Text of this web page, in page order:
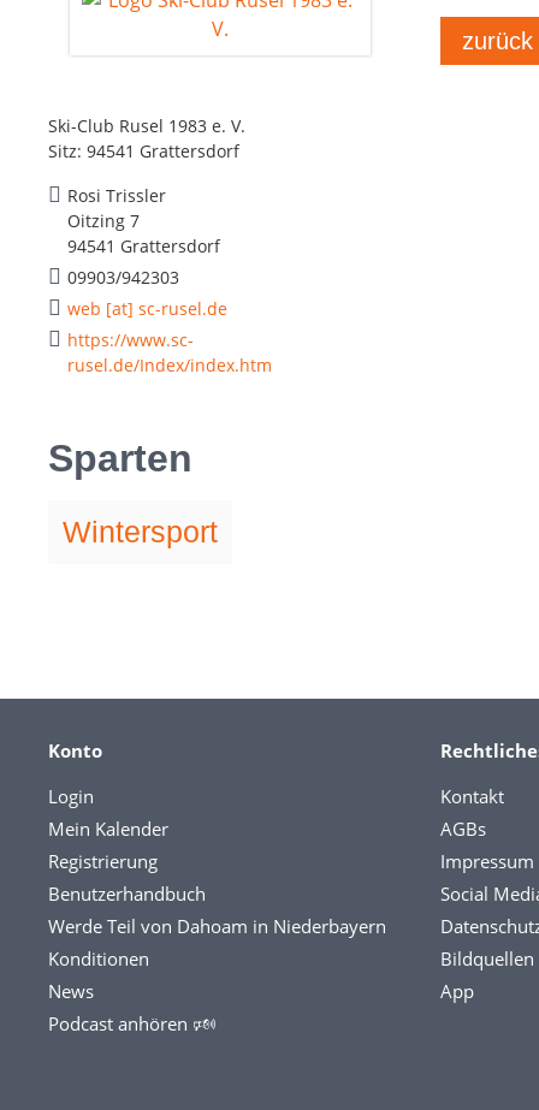
Ski-Club Rusel 1983 e. V.
Sitz: 94541 Grattersdorf
Rosi Trissler
Oitzing 7
94541 Grattersdorf
09903/942303
web [at] sc-rusel.de
https://www.sc-
rusel.de/Index/index.htm
Sparten
Wintersport
Konto
Login
Mein Kalender
Registrierung
Benutzerhandbuch
Werde Teil von Dahoam in Niederbayern
Konditionen
News
Podcast anhören 🕬
Kontakt
AGBs
Impressum
Social
Bildquellen
App